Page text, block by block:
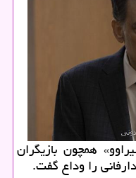
همچون بازیگران
را وداع گفت.